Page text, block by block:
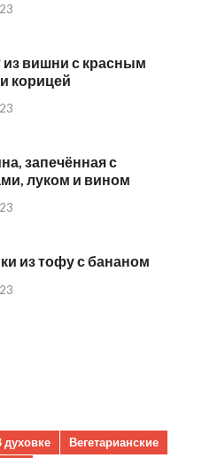
из вишни с красным
корицей
запечённая с
луком и вином
из тофу с бананом
духовке
Вегетарианские